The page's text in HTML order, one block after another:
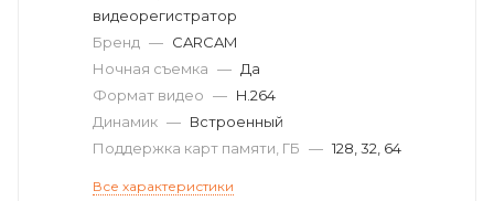
видеорегистратор
Бренд — CARCAM
Ночная съемка — Да
Формат видео — H.264
Динамик — Встроенный
Поддержка карт памяти, ГБ — 128, 32, 64
Все характеристики